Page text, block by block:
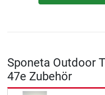
Sponeta Outdoor
47e Zubehör